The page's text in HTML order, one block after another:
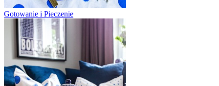
Gotowanie i Pieczenie